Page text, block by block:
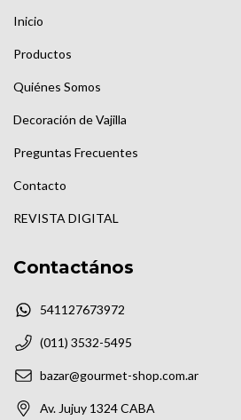
Inicio
Productos
Quiénes Somos
Decoración de Vajilla
Preguntas Frecuentes
Contacto
REVISTA DIGITAL
Contactános
541127673972
(011) 3532-5495
bazar@gourmet-shop.com.ar
Av. Jujuy 1324 CABA